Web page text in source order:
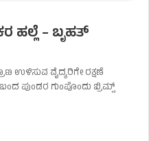
ಹಲ್ಲೆ – ಬೃಹತ್
ಉಳಿಸುವ ವೈದ್ಯರಿಗೇ ರಕ್ಷಣೆ
ಪುಂಡರ ಗುಂಪೊಂದು ಬ್ರಿಮ್ಸ್